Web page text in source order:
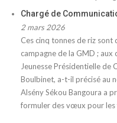
Chargé de
2 mars 2026
Ces cinq tonnes de riz
campagne de la GMD ;
Jeunesse Présidentielle de
Boulbinet, a-t-il précisé au
Alsény Sékou Bangoura a
formuler des vœux pour les